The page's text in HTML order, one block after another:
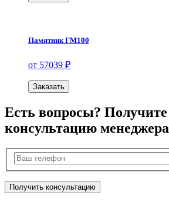
Памятник ГМ100
от 57039 ₽
Заказать
Есть вопросы? Получите
консультацию менеджера